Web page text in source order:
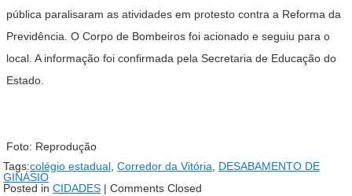
pública paralisaram as atividades em protesto contra a Reforma da
Previdência. O Corpo de Bombeiros foi acionado e seguiu para o
local. A informação foi confirmada pela Secretaria de Educação do
Estado.
Foto: Reprodução
Tags:colégio estadual, Corredor da Vitória, DESABAMENTO DE
GINÁSIO
Posted in CIDADES | Comments Closed